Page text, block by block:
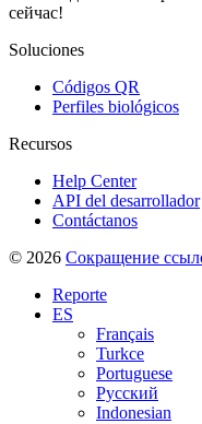
сейчас!
Soluciones
Códigos QR
Perfiles biológicos
Recursos
Help Center
API del desarrollador
Contáctanos
© 2026 Сокращение
Reporte
ES
Français
Turkce
Portuguese
Русский
Indonesian